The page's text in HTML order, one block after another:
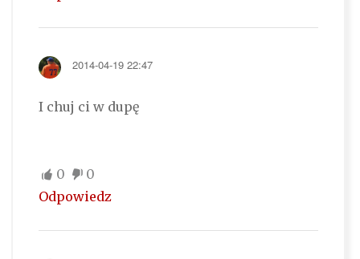
2014-04-19 22:47
I chuj ci w dupę
0
0
Odpowiedz